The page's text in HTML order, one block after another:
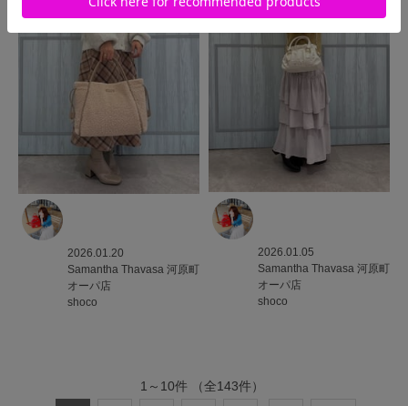
2026.01.20
Samantha Thavasa 河原町
オーパ店
shoco
2026.01.05
Samantha Thavasa 河原町
オーパ店
shoco
1 ～ 10件 （全143件）